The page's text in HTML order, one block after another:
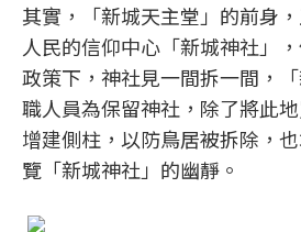
其實，「新城天主堂」的前身
人民的信仰中心「新城神社」
政策下，神社見一間拆一間，
職人員為保留神社，除了將此
增建側柱，以防鳥居被拆除，
覽「新城神社」的幽靜。